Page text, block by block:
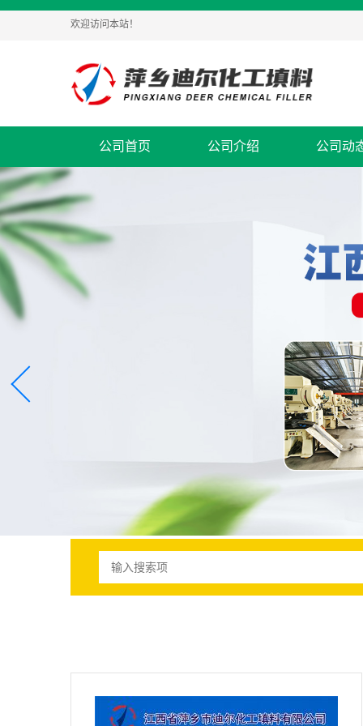
欢迎访问本站！
公司首页 公司介绍 公司动